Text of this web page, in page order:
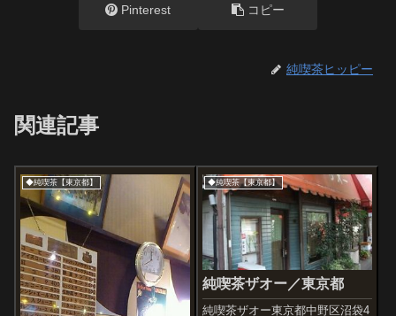
Pinterest コピー
純喫茶ヒッピー
関連記事
◆純喫茶【東京都】 ◆純喫茶【東京都】
純喫茶ザオー／東京都
純喫茶ザオー東京都中野区沼袋4